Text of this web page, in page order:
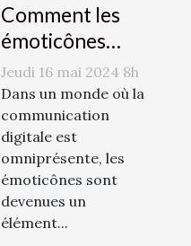
Comment les
émoticônes
révolutionnent
la
communication
Jeudi 16 mai 2024 8h
Dans un monde où la
communication
digitale est
omniprésente, les
émoticônes sont
devenues un
élément...